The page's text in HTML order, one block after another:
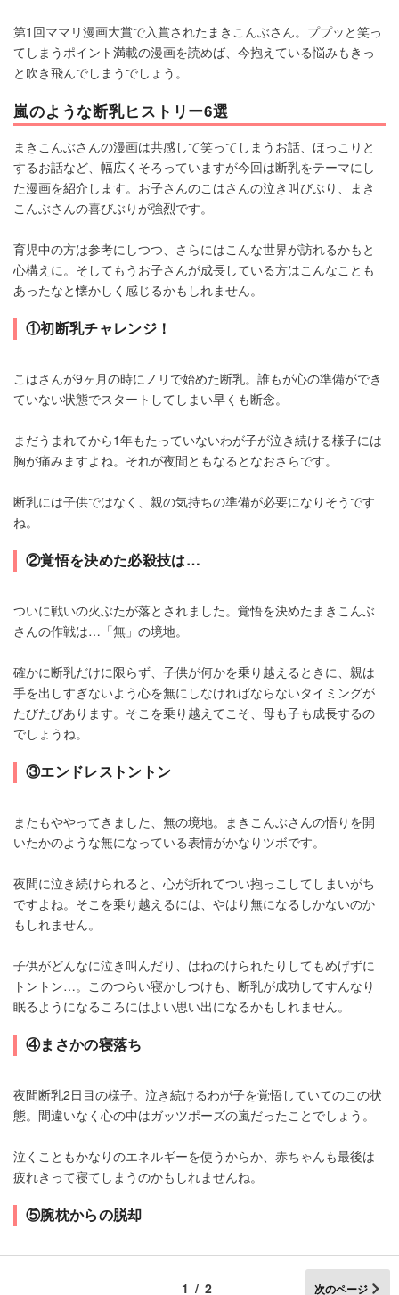
第1回ママリ漫画大賞で入賞されたまきこんぶさん。ププッと笑っ
てしまうポイント満載の漫画を読めば、今抱えている悩みもきっ
と吹き飛んでしまうでしょう。
嵐のような断乳ヒストリー6選
まきこんぶさんの漫画は共感して笑ってしまうお話、ほっこりと
するお話など、幅広くそろっていますが今回は断乳をテーマにし
た漫画を紹介します。お子さんのこはさんの泣き叫びぶり、まき
こんぶさんの喜びぶりが強烈です。
育児中の方は参考にしつつ、さらにはこんな世界が訪れるかもと
心構えに。そしてもうお子さんが成長している方はこんなことも
あったなと懐かしく感じるかもしれません。
①初断乳チャレンジ！
こはさんが9ヶ月の時にノリで始めた断乳。誰もが心の準備ができ
ていない状態でスタートしてしまい早くも断念。
まだうまれてから1年もたっていないわが子が泣き続ける様子には
胸が痛みますよね。それが夜間ともなるとなおさらです。
断乳には子供ではなく、親の気持ちの準備が必要になりそうです
ね。
②覚悟を決めた必殺技は…
ついに戦いの火ぶたが落とされました。覚悟を決めたまきこんぶ
さんの作戦は…「無」の境地。
確かに断乳だけに限らず、子供が何かを乗り越えるときに、親は
手を出しすぎないよう心を無にしなければならないタイミングが
たびたびあります。そこを乗り越えてこそ、母も子も成長するの
でしょうね。
③エンドレストントン
またもややってきました、無の境地。まきこんぶさんの悟りを開
いたかのような無になっている表情がかなりツボです。
夜間に泣き続けられると、心が折れてつい抱っこしてしまいがち
ですよね。そこを乗り越えるには、やはり無になるしかないのか
もしれません。
子供がどんなに泣き叫んだり、はねのけられたりしてもめげずに
トントン…。このつらい寝かしつけも、断乳が成功してすんなり
眠るようになるころにはよい思い出になるかもしれません。
④まさかの寝落ち
夜間断乳2日目の様子。泣き続けるわが子を覚悟していてのこの状
態。間違いなく心の中はガッツポーズの嵐だったことでしょう。
泣くこともかなりのエネルギーを使うからか、赤ちゃんも最後は
疲れきって寝てしまうのかもしれませんね。
⑤腕枕からの脱却
1/2 次のページ